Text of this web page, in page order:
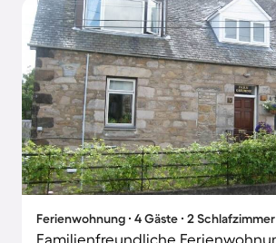
Ferienwohnung ∙ 4 Gäste ∙ 2 Schlafzimmer